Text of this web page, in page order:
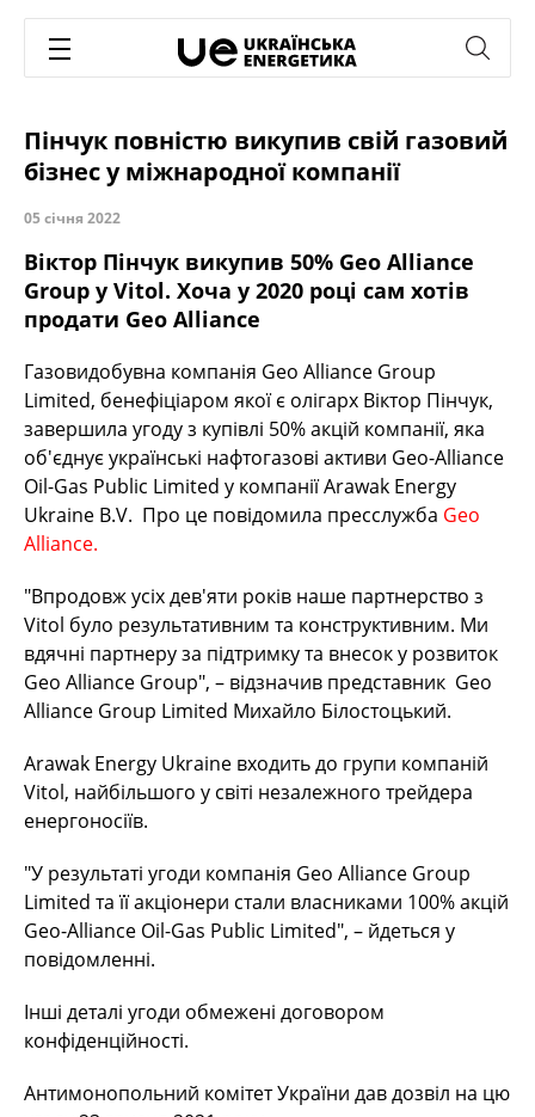
Пінчук повністю викупив свій газовий
бізнес у міжнародної компанії
05 січня 2022
Віктор Пінчук викупив 50% Geo Alliance
Group у Vitol. Хоча у 2020 році сам хотів
продати Geo Alliance
Газовидобувна компанія Geo Alliance Group
Limited, бенефіціаром якої є олігарх Віктор Пінчук,
завершила угоду з купівлі 50% акцій компанії, яка
об'єднує українські нафтогазові активи Geo-Alliance
Oil-Gas Public Limited у компанії Arawak Energy
Ukraine B.V. Про це повідомила пресслужба Geo
Alliance.
"Впродовж усіх дев'яти років наше партнерство з
Vitol було результативним та конструктивним. Ми
вдячні партнеру за підтримку та внесок у розвиток
Geo Alliance Group", – відзначив представник Geo
Alliance Group Limited Михайло Білостоцький.
Arawak Energy Ukraine входить до групи компаній
Vitol, найбільшого у світі незалежного трейдера
енергоносіїв.
"У результаті угоди компанія Geo Alliance Group
Limited та її акціонери стали власниками 100% акцій
Geo-Alliance Oil-Gas Public Limited", – йдеться у
повідомленні.
Інші деталі угоди обмежені договором
конфіденційності.
Антимонопольний комітет України дав дозвіл на цю